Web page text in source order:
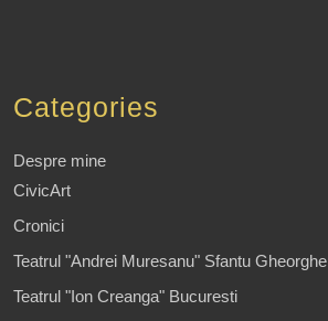
Categories
Despre mine
CivicArt
Cronici
Teatrul "Andrei Muresanu" Sfantu Gheorghe
Teatrul "Ion Creanga" Bucuresti